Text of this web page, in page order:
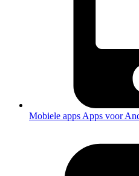
Mobiele apps Apps voor